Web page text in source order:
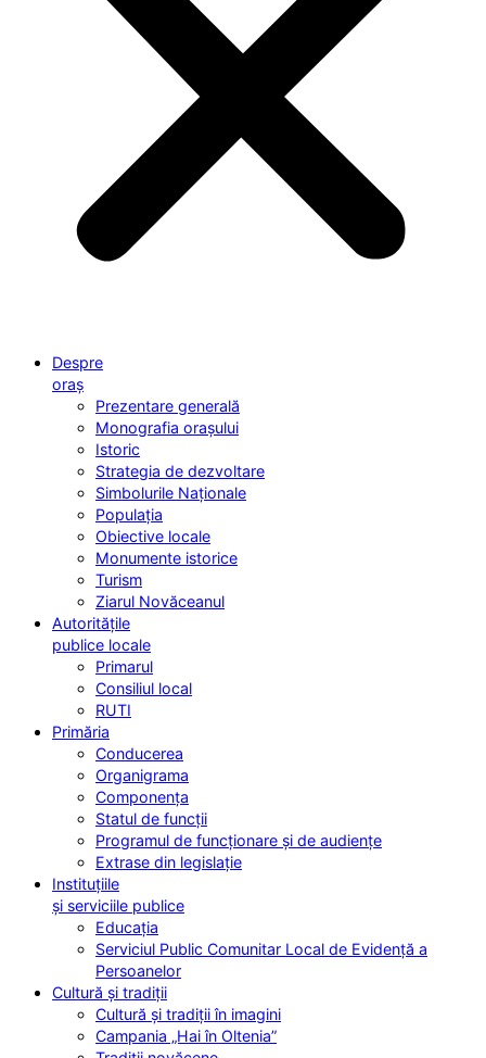
Despre
oraș
Prezentare generală
Monografia orașului
Istoric
Strategia de dezvoltare
Simbolurile Naționale
Populația
Obiective locale
Monumente istorice
Turism
Ziarul Novăceanul
Autoritățile
publice locale
Primarul
Consiliul local
RUTI
Primăria
Conducerea
Organigrama
Componența
Statul de funcții
Programul de funcționare și de audiențe
Extrase din legislație
Instituțiile
și serviciile publice
Educația
Serviciul Public Comunitar Local de Evidență a
Persoanelor
Cultură și tradiții
Cultură și tradiții în imagini
Campania „Hai în Oltenia”